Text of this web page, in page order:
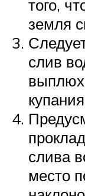
того,
земля
слив
слива
место